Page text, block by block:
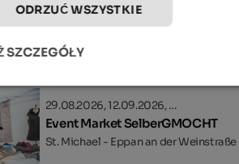
Kronplatz by Night
Mt. Kronplatz - Reischach
29.08.2026, 12.09.2026, …
Event Market SelberGMOCHT
St. Michael - Eppan an der Weinstraße
ODRZUĆ WSZYSTKIE
SZCZEGÓŁY